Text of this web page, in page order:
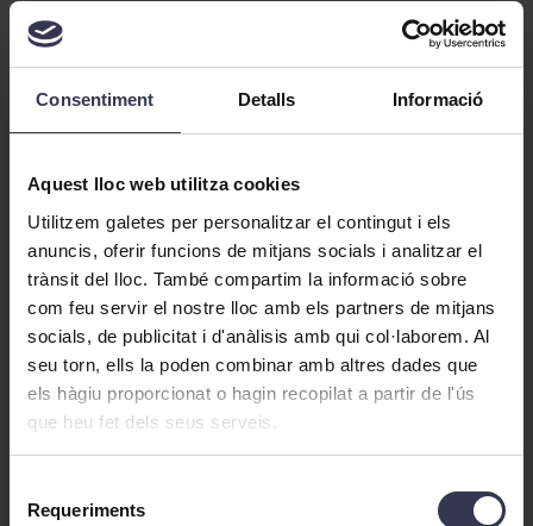
Consentiment Detalls Informació
Aquest lloc web utilitza cookies
Utilitzem galetes per personalitzar el contingut i els
anuncis, oferir funcions de mitjans socials i analitzar el
trànsit del lloc. També compartim la informació sobre
com feu servir el nostre lloc amb els partners de mitjans
socials, de publicitat i d'anàlisis amb qui col·laborem. Al
seu torn, ells la poden combinar amb altres dades que
els hàgiu proporcionat o hagin recopilat a partir de l'ús
que heu fet dels seus serveis.
Requeriments
creadores referencials del pop d’autor en català
contemporani. Cançons immenses com
serralades, amb un cel que les cobreix més ample
que mai i on l’instant més efímer pot esdevenir
etern.” - Mireia Madroñero
bateria i violí
Espectacle programat en col·laboració amb el
Centre d'Art i Natura de Farrera (CAN), amb motiu
del seu 30è aniversari.